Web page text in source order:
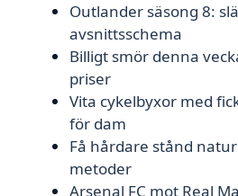
Outlander säsong 8:
avsnittsschema
Billigt smör denna
priser
Vita cykelbyxor med
för dam
Få hårdare stånd
metoder
Arsenal FC mot Real